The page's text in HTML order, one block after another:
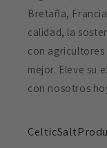
Bretaña,
calidad, la
con
mejor. Eleve su
con nosotros